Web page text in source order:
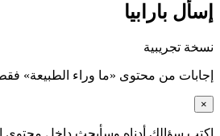
إسأل بارابيا
نسخة تجريبية
إجابات من محتوى «ما وراء الطبيعة»
×
اكتب سؤالك أدناه وسأبحث داخل محتوى